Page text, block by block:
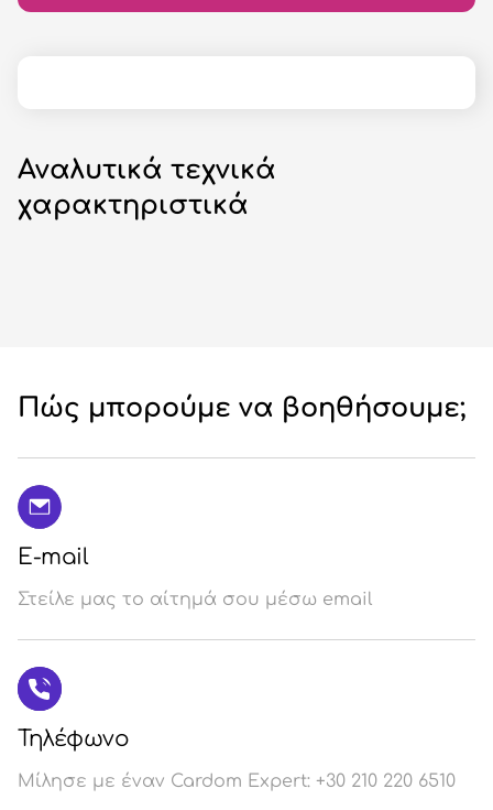
Αναλυτικά τεχνικά
χαρακτηριστικά
Πώς μπορούμε να βοηθήσουμε;
E-mail
Στείλε μας το αίτημά σου μέσω email
Τηλέφωνο
Μίλησε με έναν Cardom Expert: +30 210 220 6510